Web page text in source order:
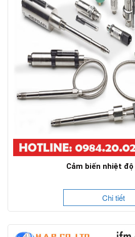
Cảm biến nhiệt
Chi tiết